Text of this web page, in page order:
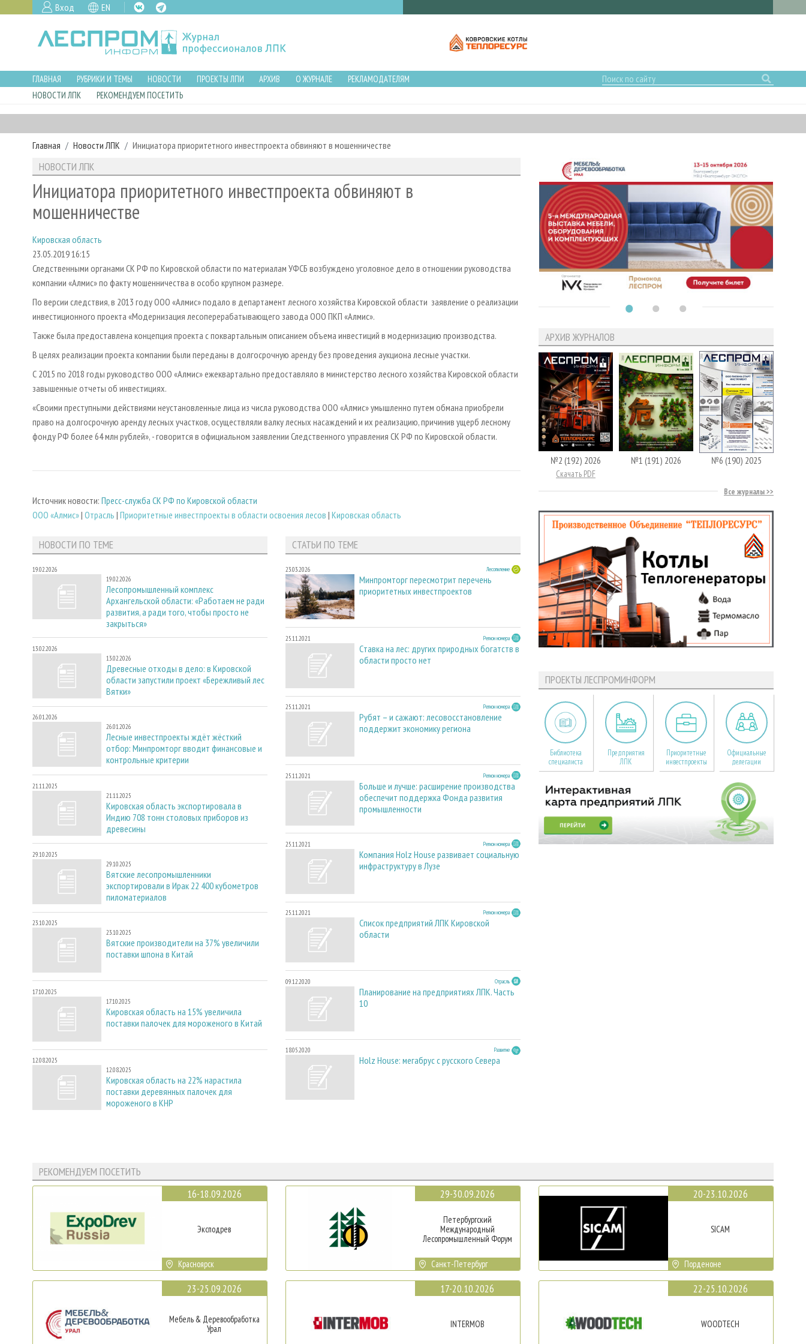
Вход EN
ГЛАВНАЯ РУБРИКИ И ТЕМЫ НОВОСТИ ПРОЕКТЫ ЛПИ АРХИВ О ЖУРНАЛЕ
РЕКЛАМОДАТЕЛЯМ
НОВОСТИ ЛПК
РЕКОМЕНДУЕМ ПОСЕТИТЬ
Главная Новости ЛПК Инициатора приоритетного инвестпроекта обвиняют в мошенничестве
НОВОСТИ ЛПК
Инициатора приоритетного инвестпроекта обвиняют в
мошенничестве
Кировская область
23.05.2019 16:15
Следственными органами СК РФ по Кировской области по материалам УФСБ возбуждено уголовное дело в отношении руководства
компании «Алмис» по факту мошенничества в особо крупном размере.
По версии следствия, в 2013 году ООО «Алмис» подало в департамент лесного хозяйства Кировской области заявление о реализации
инвестиционного проекта «Модернизация лесоперерабатывающего завода ООО ПКП «Алмис».
Также была предоставлена концепция проекта с поквартальным описанием объема инвестиций в модернизацию производства.
В целях реализации проекта компании были переданы в долгосрочную аренду без проведения аукциона лесные участки.
С 2015 по 2018 годы руководство ООО «Алмис» ежеквартально предоставляло в министерство лесного хозяйства Кировской области
завышенные отчеты об инвестициях.
«Своими преступными действиями неустановленные лица из числа руководства ООО «Алмис» умышленно путем обмана приобрели
право на долгосрочную аренду лесных участков, осуществляли валку лесных насаждений и их реализацию, причинив ущерб лесному
фонду РФ более 64 млн рублей», - говорится в официальном заявлении Следственного управления СК РФ по Кировской области.
Источник новости: Пресс-служба СК РФ по Кировской области
ООО «Алмис»| Отрасль | Приоритетные инвестпроекты в области освоения лесов | Кировская область
НОВОСТИ ПО ТЕМЕ
19.02.2026
19.02.2026
Лесопромышленный комплекс
Архангельской области: «Работаем не ради
развития, а ради того, чтобы просто не
закрыться»
13.02.2026
13.02.2026
Древесные отходы в дело: в Кировской
области запустили проект «Бережливый лес
Вятки»
26.01.2026
26.01.2026
Лесные инвестпроекты ждёт жёсткий
отбор: Минпромторг вводит финансовые и
контрольные критерии
21.11.2025
21.11.2025
Кировская область экспортировала в
Индию 708 тонн столовых приборов из
древесины
29.10.2025
29.10.2025
Вятские лесопромышленники
экспортировали в Ирак 22 400 кубометров
пиломатериалов
23.10.2025
23.10.2025
Вятские производители на 37% увеличили
поставки шпона в Китай
17.10.2025
17.10.2025
Кировская область на 15% увеличила
поставки палочек для мороженого в Китай
12.08.2025
12.08.2025
Кировская область на 22% нарастила
поставки деревянных палочек для
мороженого в КНР
СТАТЬИ ПО ТЕМЕ
23.03.2026 Лесопиление
Минпромторг пересмотрит перечень
приоритетных инвестпроектов
25.11.2021 Регион номера
Cтавка на лес: других природных богатств в
области просто нет
25.11.2021 Регион номера
Рубят – и сажают: лесовосстановление
поддержит экономику региона
25.11.2021 Регион номера
Больше и лучше: расширение производства
обеспечит поддержка Фонда развития
промышленности
25.11.2021 Регион номера
Компания Holz House развивает социальную
инфраструктуру в Лузе
25.11.2021 Регион номера
Список предприятий ЛПК Кировской
области
09.12.2020 Отрасль
Планирование на предприятиях ЛПК. Часть
10
18.05.2020 Развитие
Holz House: мегабрус с русского Севера
АРХИВ ЖУРНАЛОВ
№2 (192) 2026
Скачать PDF
№1 (191) 2026 №6 (190) 2025
Все журналы
ПРОЕКТЫ ЛЕСПРОМИНФОРМ
Библиотека
специалиста
Предприятия
ЛПК
Приоритетные
инвестпроекты
Официальные
делегации
РЕКОМЕНДУЕМ ПОСЕТИТЬ
16-18.09.2026
Эксподрев
Красноярск
23-25.09.2026
Мебель & Деревообработка
Урал
29-30.09.2026
Петербургский
Международный
Лесопромышленный Форум
Санкт-Петербург
17-20.10.2026
INTERMOB
20-23.10.2026
SICAM
Порденоне
22-25.10.2026
WOODTECH